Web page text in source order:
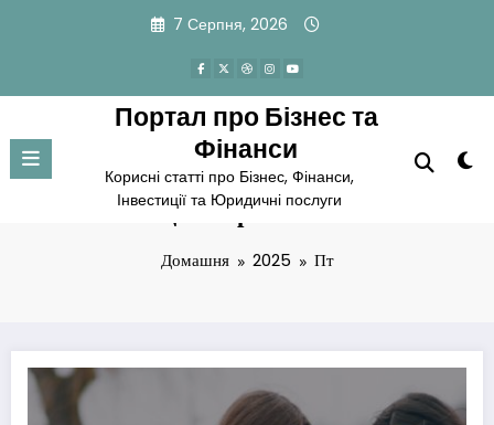
7 Серпня, 2026
Портал про Бізнес та
Фінанси
Корисні статті про Бізнес, Фінанси,
Інвестиції та Юридичні послуги
Місяць: Вересень 2025
Домашня 2025 Пт